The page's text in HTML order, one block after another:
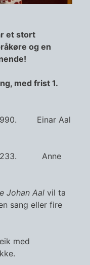
et stort
og en
med frist 1.
990. Einar Aal
233. Anne
Johan Aal vil ta
sang eller fire
med